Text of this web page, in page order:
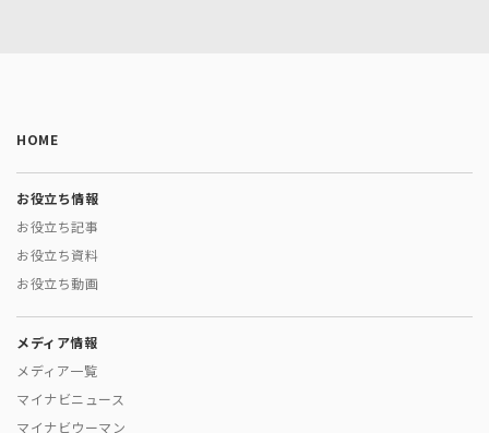
HOME
お役立ち情報
お役立ち記事
お役立ち資料
お役立ち動画
メディア情報
メディア一覧
マイナビニュース
マイナビウーマン